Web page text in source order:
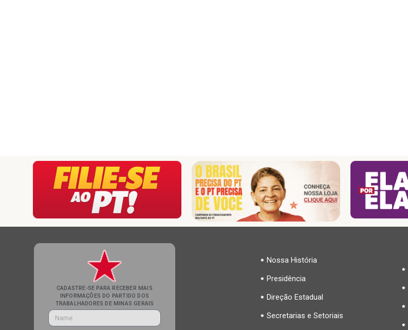
CADASTRE-SE PARA RECEBER MAIS
INFORMAÇÕES DO PARTIDO DOS
TRABALHADORES DE MINAS GERAIS
Nossa História
Presidência
Direção Estadual
Secretarias e Setoriais